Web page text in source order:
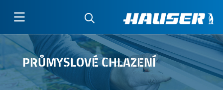
Přejít
hlavnímu
obsahu
PRŮMYSLOVÉ CHLAZENÍ